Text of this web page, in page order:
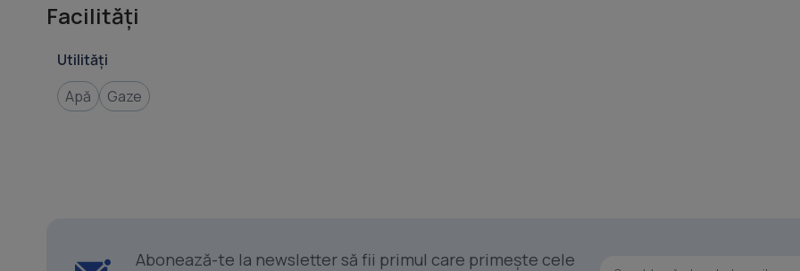
Facilități
Utilități
Apă
Gaze
Abonează-te la newsletter să fii primul care primește cele